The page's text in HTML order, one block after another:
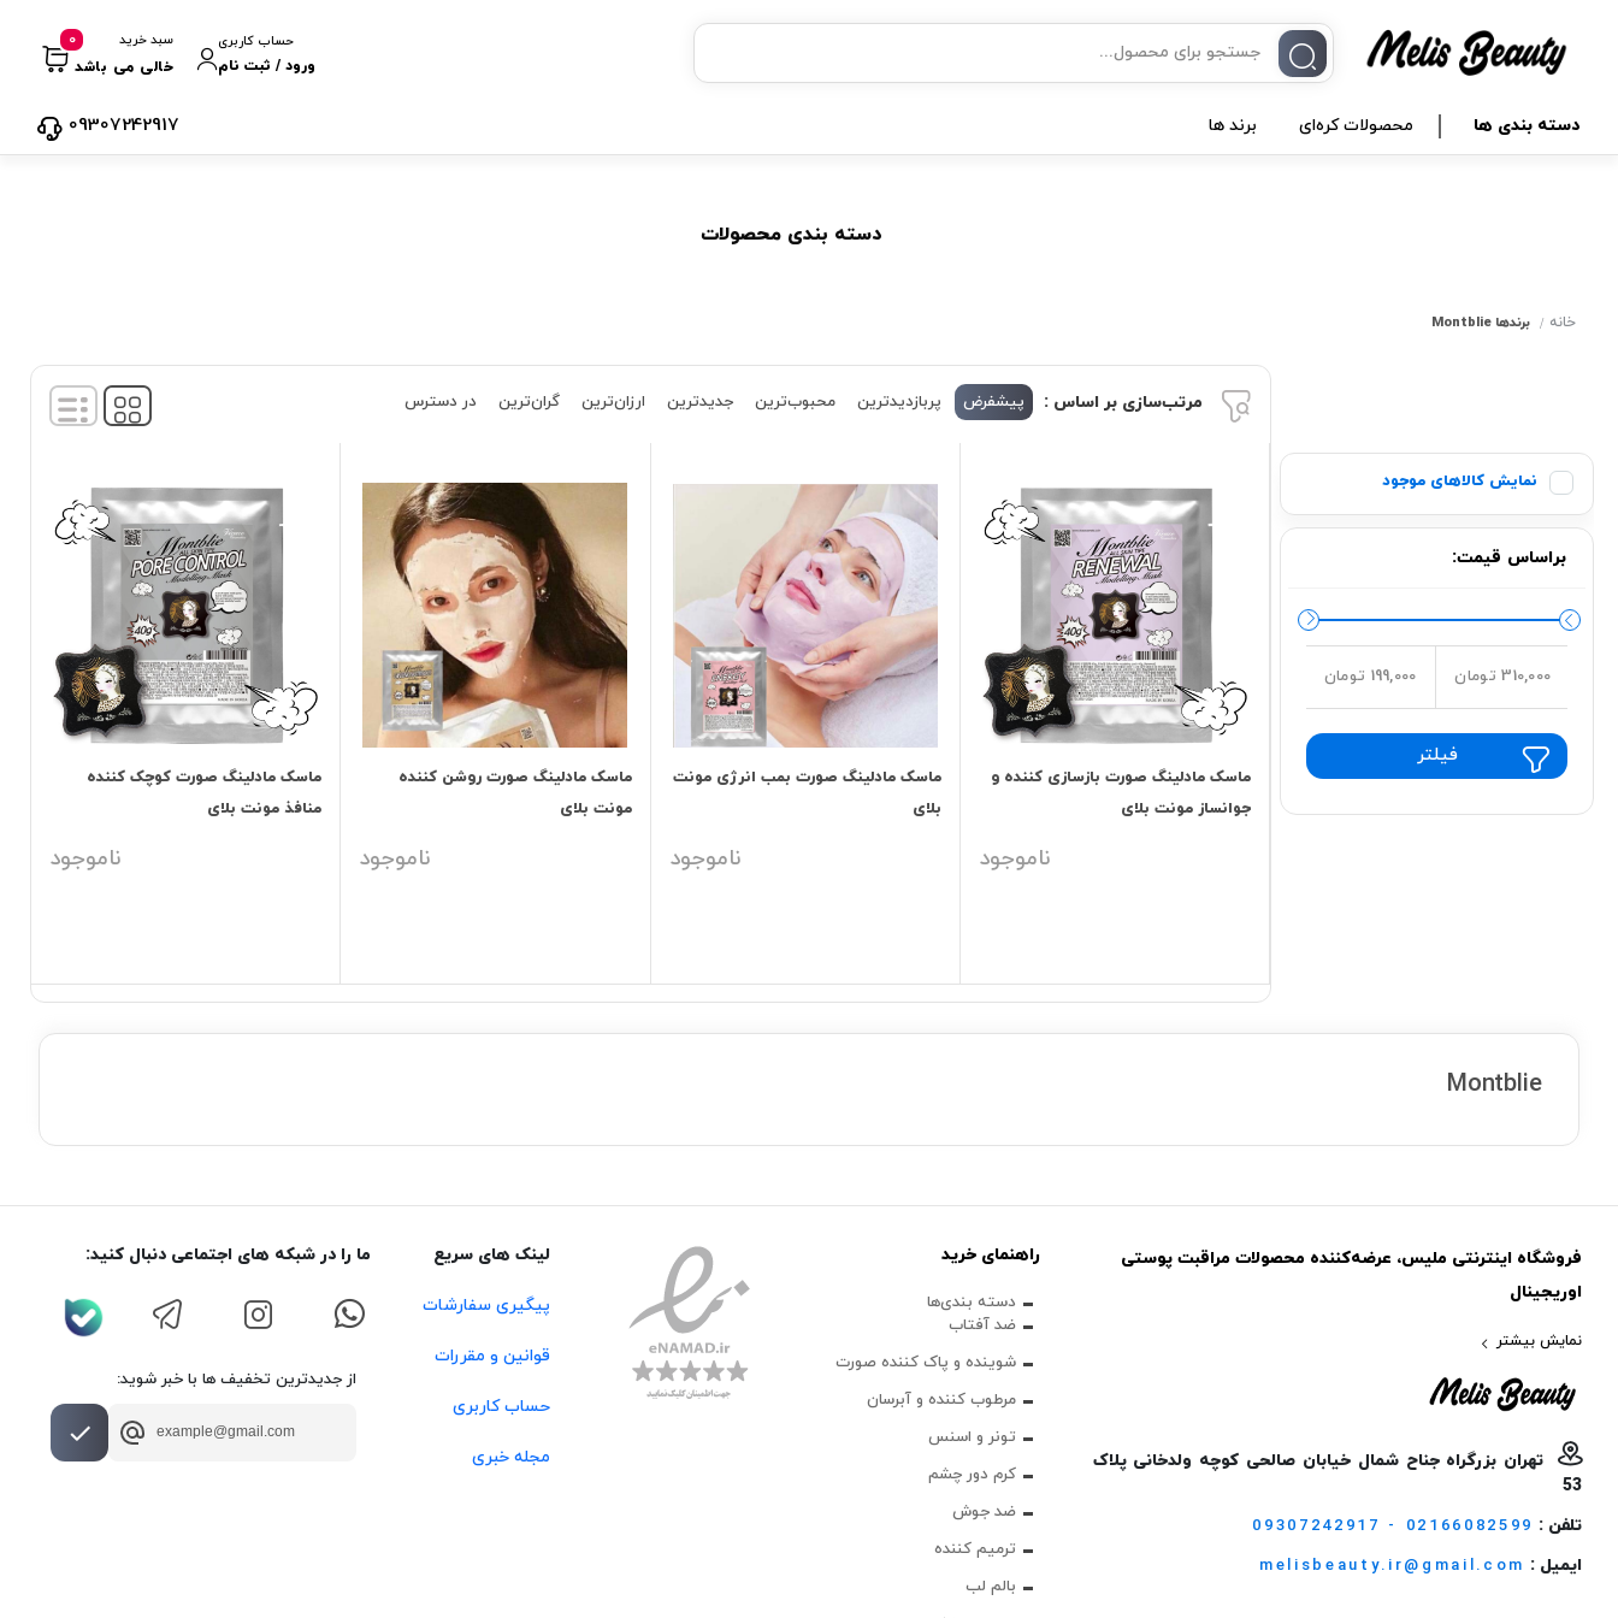
خرید قسطی با ترب‌پی
حساب کاربری
ورود / ثبت نام
سبد خرید
خالی می باشد
0
دسته بندی ها محصولات کره‌ای برند ها 09307242917
دسته بندی محصولات
خانه برندها Montblie
نمایش کالاهای موجود
براساس قیمت:
199,000 تومان 310,000 تومان
فیلتر
نمایش 1
- کالا از مرتب‌سازی بر اساس : پیشفرض پربازدیدترین محبوب‌ترین جدیدترین ارزان‌ترین گران‌ترین در دسترس
ماسک مادلینگ صورت بازسازی کننده و
جوانساز مونت بلای
ناموجود
ماسک مادلینگ صورت بمب انرژی مونت
بلای
ناموجود
ماسک مادلینگ صورت روشن کننده
مونت بلای
ناموجود
ماسک مادلینگ صورت کوچک کننده
منافذ مونت بلای
ناموجود
Montblie
فروشگاه اینترنتی ملیس، عرضه‌کننده محصولات مراقبت پوستی
اوریجینال
نمایش بیشتر
تهران بزرگراه جناح شمال خیابان صالحی کوچه ولدخانی پلاک
53
تلفن : 09307242917 - 02166082599
ایمیل : melisbeauty.ir@gmail.com
راهنمای خرید
دسته بندی‌ها
ضد آفتاب
شوینده و پاک‌ کننده صورت
مرطوب کننده و آبرسان
تونر و اسنس
کرم دور چشم
ضد جوش
ترمیم کننده
بالم لب
لینک های سریع
پیگیری سفارشات
قوانین و مقررات
حساب کاربری
مجله خبری
ما را در شبکه های اجتماعی دنبال کنید:
از جدیدترین تخفیف ها با خبر شوید: